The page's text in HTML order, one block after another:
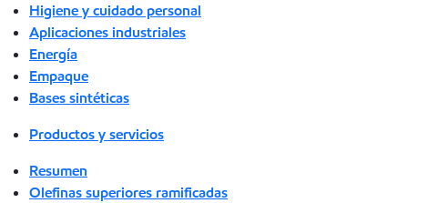
Higiene y cuidado personal
Aplicaciones industriales
Energía
Empaque
Bases sintéticas
Productos y servicios
Resumen
Olefinas superiores ramificadas